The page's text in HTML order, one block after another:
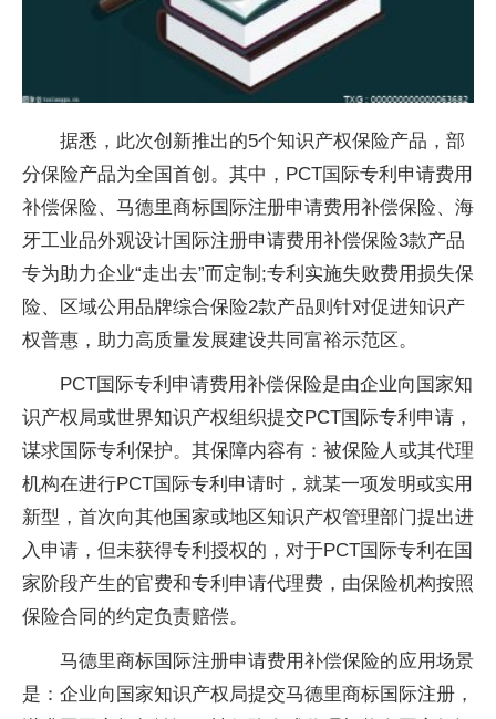
据悉，此次创新推出的5个知识产权保险产品，部
分保险产品为全国首创。其中，PCT国际专利申请费用
补偿保险、马德里商标国际注册申请费用补偿保险、海
牙工业品外观设计国际注册申请费用补偿保险3款产品
专为助力企业“走出去”而定制;专利实施失败费用损失保
险、区域公用品牌综合保险2款产品则针对促进知识产
权普惠，助力高质量发展建设共同富裕示范区。
PCT国际专利申请费用补偿保险是由企业向国家知
识产权局或世界知识产权组织提交PCT国际专利申请，
谋求国际专利保护。其保障内容有：被保险人或其代理
机构在进行PCT国际专利申请时，就某一项发明或实用
新型，首次向其他国家或地区知识产权管理部门提出进
入申请，但未获得专利授权的，对于PCT国际专利在国
家阶段产生的官费和专利申请代理费，由保险机构按照
保险合同的约定负责赔偿。
马德里商标国际注册申请费用补偿保险的应用场景
是：企业向国家知识产权局提交马德里商标国际注册，